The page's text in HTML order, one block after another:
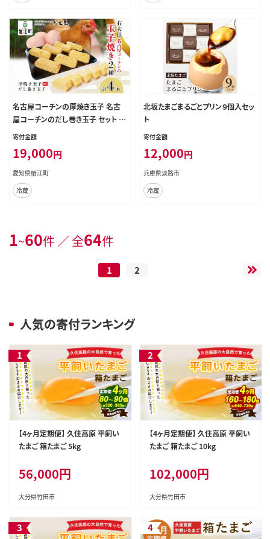
名古屋コーチンの厚焼き玉子 名古
屋コーチンのだし巻き玉子 セット 計
4本 卵 たまご コーチン卵 和食 朝食
お取り寄せ 贈答用 右大臣 送料無料
愛知県 蟹江町
寄付金額
19,000円
愛知県蟹江町
冷蔵
北坂たまごまるごとプリン９個入セッ
ト
寄付金額
12,000円
兵庫県淡路市
冷蔵
1~60件 ／ 全64件
1 2
人気の寄付ランキング
【4ヶ月定期便】 久住高原 平飼い
たまご 箱たまご 5kg
56,000円
大分県竹田市
【4ヶ月定期便】 久住高原 平飼い
たまご 箱たまご 10kg
102,000円
大分県竹田市